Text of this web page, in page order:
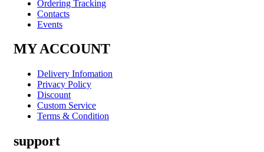
Ordering Tracking
Contacts
Events
MY ACCOUNT
Delivery Infomation
Privacy Policy
Discount
Custom Service
Terms & Condition
support